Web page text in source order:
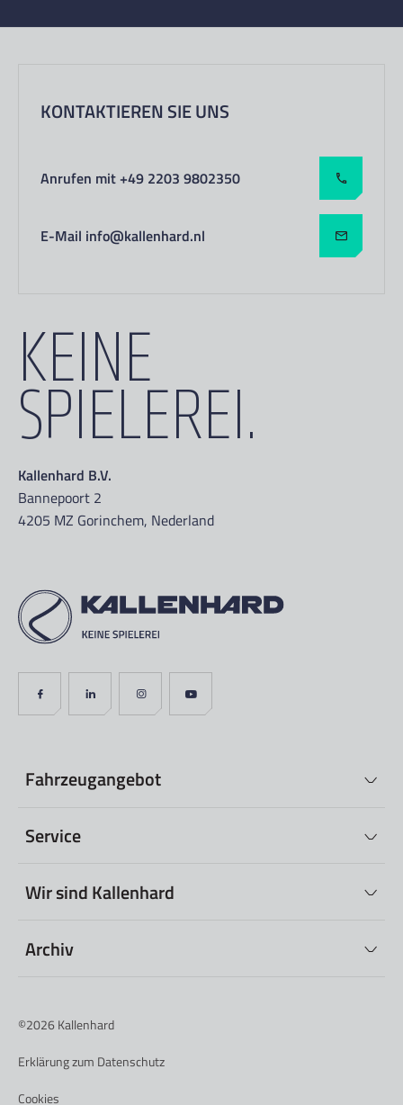
KONTAKTIEREN SIE UNS
Anrufen mit +49 2203 9802350
E-Mail info@kallenhard.nl
KEINE
SPIELEREI.
Kallenhard B.V.
Bannepoort 2
4205 MZ Gorinchem, Nederland
Fahrzeugangebot
Service
Wir sind Kallenhard
Archiv
©2026 Kallenhard
Erklärung zum Datenschutz
Cookies